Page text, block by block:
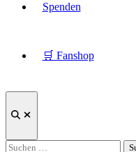
Spenden
🛒 Fanshop
Suche
Suchen